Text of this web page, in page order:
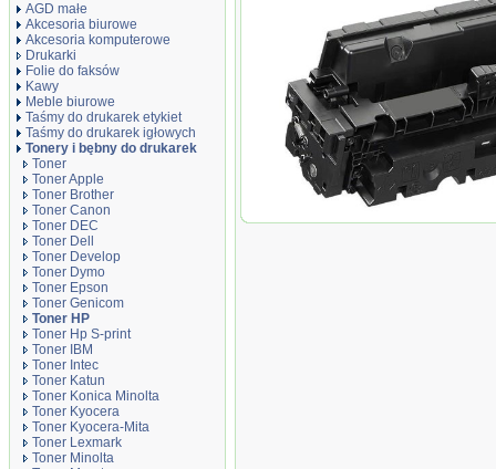
AGD małe
Akcesoria biurowe
Akcesoria komputerowe
Drukarki
Folie do faksów
Kawy
Meble biurowe
Taśmy do drukarek etykiet
Taśmy do drukarek igłowych
Tonery i bębny do drukarek
Toner
Toner Apple
Toner Brother
Toner Canon
Toner DEC
Toner Dell
Toner Develop
Toner Dymo
Toner Epson
Toner Genicom
Toner HP
Toner Hp S-print
Toner IBM
Toner Intec
Toner Katun
Toner Konica Minolta
Toner Kyocera
Toner Kyocera-Mita
Toner Lexmark
Toner Minolta
Toner zamiennik DT415XMH